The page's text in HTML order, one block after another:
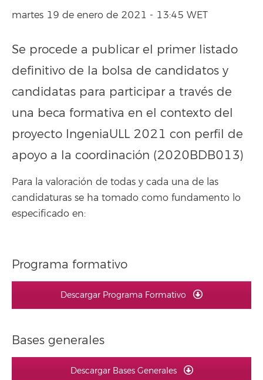
martes 19 de enero de 2021 - 13:45 WET
Se procede a publicar el primer listado
definitivo de la bolsa de candidatos y
candidatas para participar a través de
una beca formativa en el contexto del
proyecto IngeniaULL 2021 con perfil de
apoyo a la coordinación (2020BDB013)
Para la valoración de todas y cada una de las
candidaturas se ha tomado como fundamento lo
especificado en:
Programa formativo
Descargar Programa Formativo
Bases generales
Descargar Bases Generales